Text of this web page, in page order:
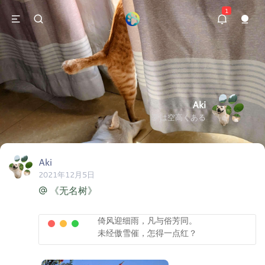
1
Aki
夢は空高くある
Aki
2021年12月5日
《无名树》
倚风迎细雨，凡与俗芳同。
未经傲雪催，怎得一点红？